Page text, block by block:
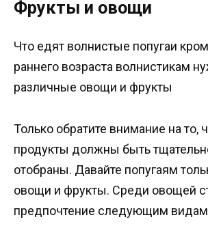
Фрукты и овощи
Что едят волнистые попугаи
раннего возраста волнистикам
различные овощи и фрукты
Только обратите внимание на то,
продукты должны быть
отобраны. Давайте попугаям
овощи и фрукты. Среди овощей
предпочтение следующим